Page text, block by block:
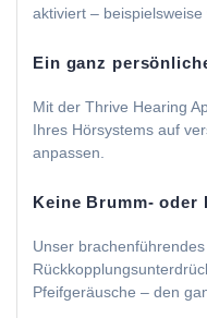
aktiviert –
Ein ganz
Mit der Thrive Hearing
Ihres Hörsystems auf
anpassen.
Keine Brumm- oder
Unser
Pfeifgeräusche – den